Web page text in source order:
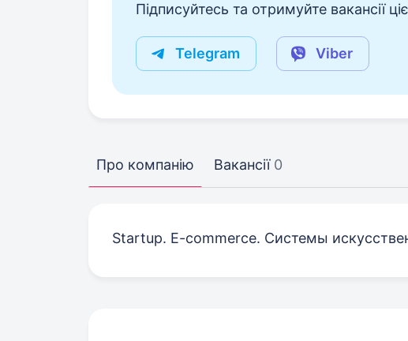
Підписуйтесь та отримуйте вакансії
Telegram Viber
Про компанію Вакансії 0
Startup. E-commerce. Системы